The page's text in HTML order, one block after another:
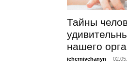
Тайны
нашего
ichernivchanyn -